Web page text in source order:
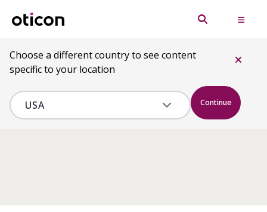
Choose a different country to see content
specific to your location
Continue